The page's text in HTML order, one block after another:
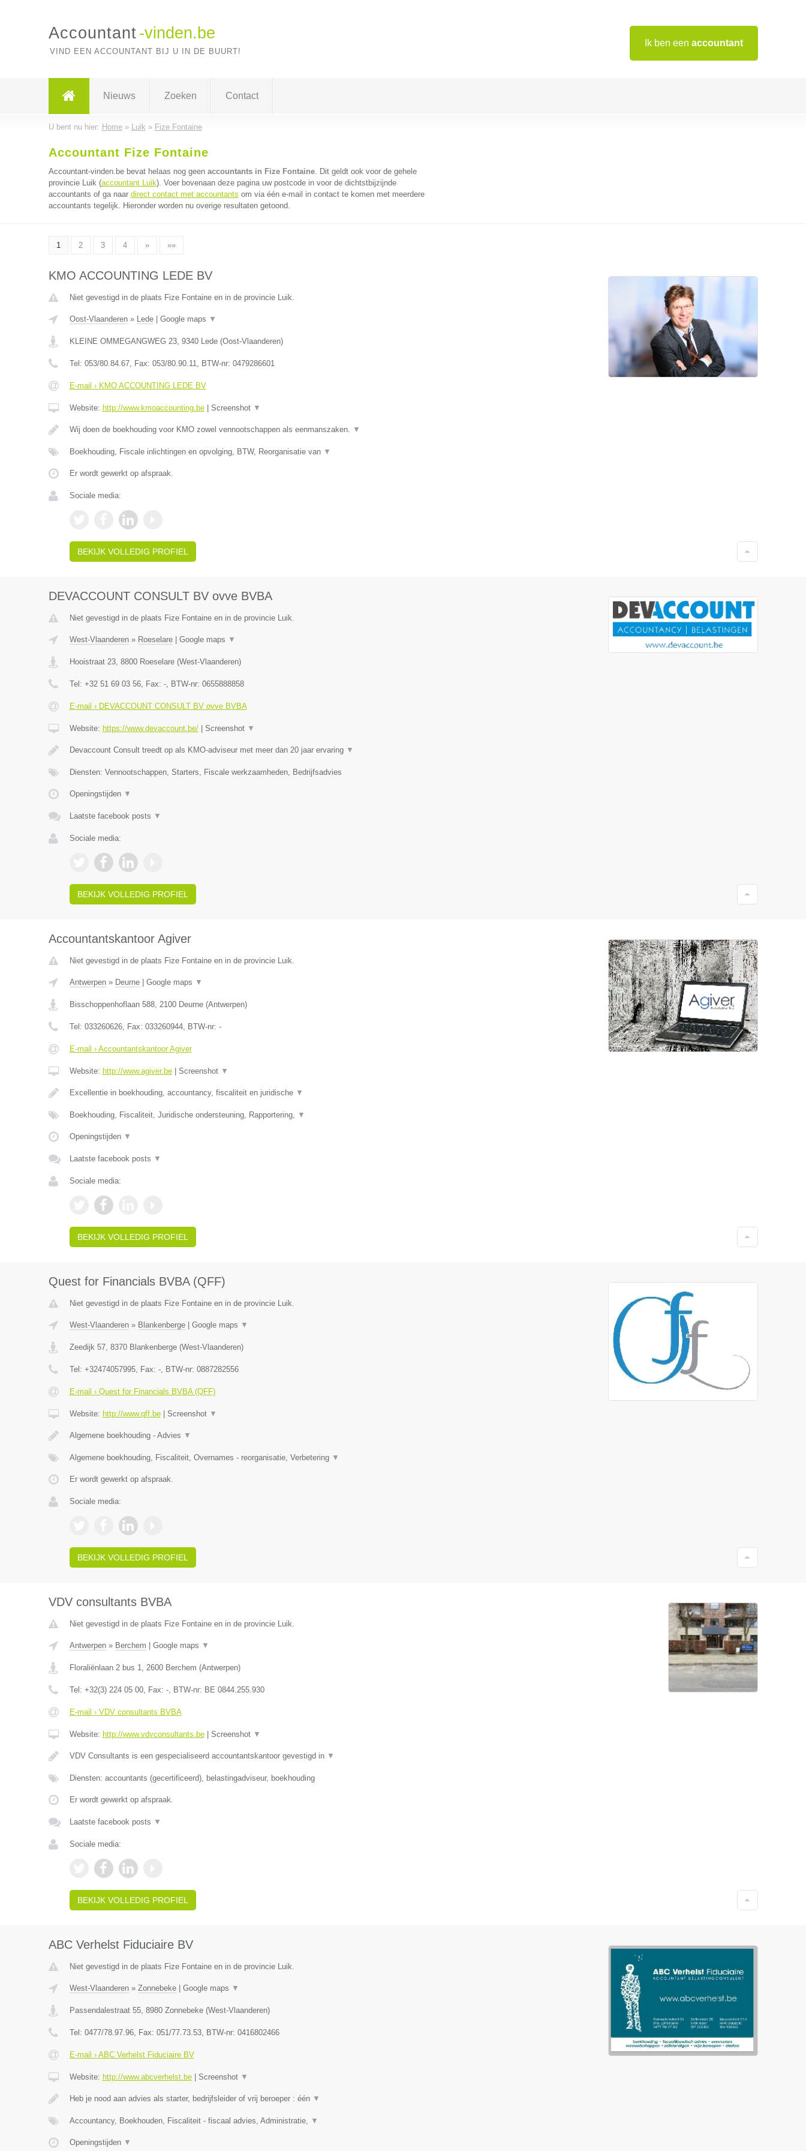
Ik ben een accountant
Accountant -vinden.be
VIND EEN ACCOUNTANT BIJ U IN DE BUURT!
Nieuws Zoeken Contact
U bent nu hier: Home» Luik » Fize Fontaine
Accountant Fize Fontaine
Accountant-vinden.be bevat helaas nog geen accountants in Fize Fontaine. Dit geldt ook voor de gehele
provincie Luik (accountant Luik). Voer bovenaan deze pagina uw postcode in voor de dichtstbijzijnde
accountants of ga naar direct contact met accountants om via één e-mail in contact te komen met meerdere
accountants tegelijk. Hieronder worden nu overige resultaten getoond.
1 2 3 4 » »»
KMO ACCOUNTING LEDE BV
Niet gevestigd in de plaats Fize Fontaine en in de provincie Luik.
Oost-Vlaanderen» Lede| Google maps ▼
KLEINE OMMEGANGWEG 23, 9340 Lede(Oost-Vlaanderen)
Tel: 053/80.84.67, Fax: 053/80.90.11, BTW-nr: 0479286601
E-mail › KMO ACCOUNTING LEDE BV
Website: http://www.kmoaccounting.be| Screenshot ▼
Wij doen de boekhouding voor KMO zowel vennootschappen als eenmanszaken. ▼
Boekhouding, Fiscale inlichtingen en opvolging, BTW, Reorganisatie van ▼
Er wordt gewerkt op afspraak.
Sociale media:
BEKIJK VOLLEDIG PROFIEL
DEVACCOUNT CONSULT BV ovve BVBA
Niet gevestigd in de plaats Fize Fontaine en in de provincie Luik.
West-Vlaanderen» Roeselare| Google maps ▼
Hooistraat 23, 8800 Roeselare(West-Vlaanderen)
Tel: +32 51 69 03 56, Fax: -, BTW-nr: 0655888858
E-mail › DEVACCOUNT CONSULT BV ovve BVBA
Website: https://www.devaccount.be/| Screenshot ▼
Devaccount Consult treedt op als KMO-adviseur met meer dan 20 jaar ervaring ▼
Diensten: Vennootschappen, Starters, Fiscale werkzaamheden, Bedrijfsadvies
Openingstijden ▼
Laatste facebook posts ▼
Sociale media:
BEKIJK VOLLEDIG PROFIEL
Accountantskantoor Agiver
Niet gevestigd in de plaats Fize Fontaine en in de provincie Luik.
Antwerpen» Deurne| Google maps ▼
Bisschoppenhoflaan 588, 2100 Deurne(Antwerpen)
Tel: 033260626, Fax: 033260944, BTW-nr: -
E-mail › Accountantskantoor Agiver
Website: http://www.agiver.be| Screenshot ▼
Excellentie in boekhouding, accountancy, fiscaliteit en juridische ▼
Boekhouding, Fiscaliteit, Juridische ondersteuning, Rapportering, ▼
Openingstijden ▼
Laatste facebook posts ▼
Sociale media:
BEKIJK VOLLEDIG PROFIEL
Quest for Financials BVBA (QFF)
Niet gevestigd in de plaats Fize Fontaine en in de provincie Luik.
West-Vlaanderen» Blankenberge| Google maps ▼
Zeedijk 57, 8370 Blankenberge(West-Vlaanderen)
Tel: +32474057995, Fax: -, BTW-nr: 0887282556
E-mail › Quest for Financials BVBA (QFF)
Website: http://www.qff.be| Screenshot ▼
Algemene boekhouding - Advies ▼
Algemene boekhouding, Fiscaliteit, Overnames - reorganisatie, Verbetering ▼
Er wordt gewerkt op afspraak.
Sociale media:
BEKIJK VOLLEDIG PROFIEL
VDV consultants BVBA
Niet gevestigd in de plaats Fize Fontaine en in de provincie Luik.
Antwerpen» Berchem Google maps ▼
Floraliënlaan 2 bus 1, 2600 Berchem (Antwerpen)
Tel: +32(3) 224 05 00, Fax: -, BTW-nr: BE 0844.255.930
E-mail › VDV consultants BVBA
Website: http://www.vdvconsultants.be| Screenshot ▼
VDV Consultants is een gespecialiseerd accountantskantoor gevestigd in ▼
Diensten: accountants (gecertificeerd), belastingadviseur, boekhouding
Er wordt gewerkt op afspraak.
Laatste facebook posts ▼
Sociale media:
BEKIJK VOLLEDIG PROFIEL
ABC Verhelst Fiduciaire BV
Niet gevestigd in de plaats Fize Fontaine en in de provincie Luik.
West-Vlaanderen» Zonnebeke| Google maps ▼
Passendalestraat 55, 8980 Zonnebeke(West-Vlaanderen)
Tel: 0477/78.97.96, Fax: 051/77.73.53, BTW-nr: 0416802466
E-mail › ABC Verhelst Fiduciaire BV
Website: http://www.abcverhelst.be| Screenshot ▼
Heb je nood aan advies als starter, bedrijfsleider of vrij beroeper : één ▼
Accountancy, Boekhouden, Fiscaliteit - fiscaal advies, Administratie, ▼
Openingstijden ▼